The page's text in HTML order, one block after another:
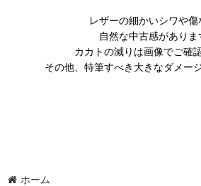
レザーの細かいシワや傷
自然な中古感がありま
カカトの減りは画像でご確
その他、特筆すべき大きなダメー
ホーム